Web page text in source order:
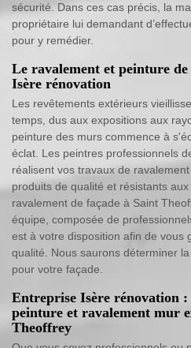
sécurité. Dans ces cas précis, la
propriétaire lui demandant
pour y remédier.
Le ravalement et peinture
Isère rénovation
Les revêtements extérieurs
temps, dus aux expositions aux
peinture des murs commence à
éclat. Les peintres professionnels
réalisent vos travaux de
produits de qualité et résistants
ravalement de façade à Saint
équipe, composée de
est à votre disposition afin de vous
qualité. Nous saurons déterminer
pour votre façade.
Entreprise Isère rénovation :
peinture et ravalement mur
Theoffrey